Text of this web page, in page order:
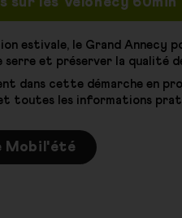
estivale, le Grand Annecy
serre et préserver la qualité
dans cette démarche en
toutes les informations
Mobil'été